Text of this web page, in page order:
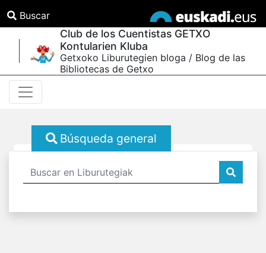
Buscar
Club de los Cuentistas GETXO
Kontularien Kluba
Getxoko Liburutegien bloga / Blog de las
Bibliotecas de Getxo
Búsqueda general